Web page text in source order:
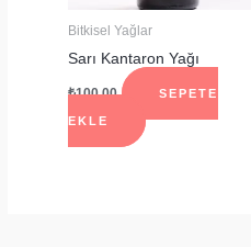
Bitkisel Yağlar
Sarı Kantaron Yağı
₺100.00 SEPETE
EKLE